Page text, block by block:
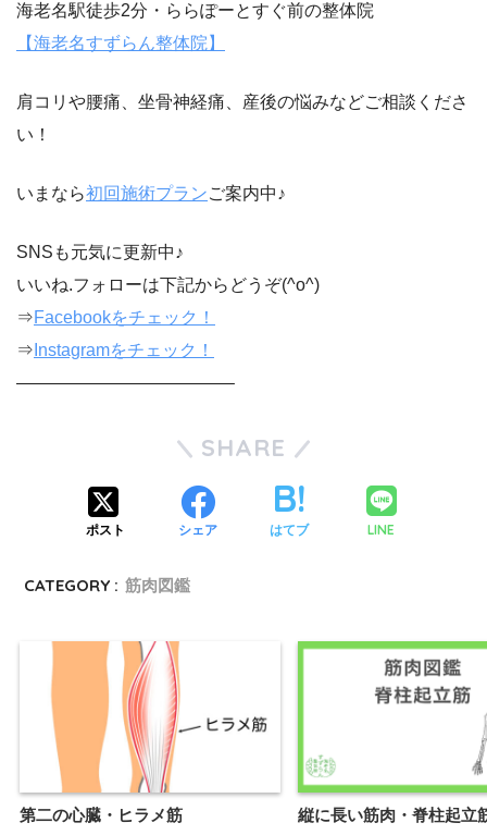
海老名駅徒歩2分・ららぽーとすぐ前の整体院
【海老名すずらん整体院】
肩コリや腰痛、坐骨神経痛、産後の悩みなどご相談くださ
い！
いまなら初回施術プランご案内中♪
SNSも元気に更新中♪
いいね.フォローは下記からどうぞ(^o^)
⇒Facebookをチェック！
⇒ Instagramをチェック！
————————————–
SHARE
ポスト シェア はてブ LINE
CATEGORY : 筋肉図鑑
第二の心臓・ヒラメ筋 縦に長い筋肉・脊柱起立